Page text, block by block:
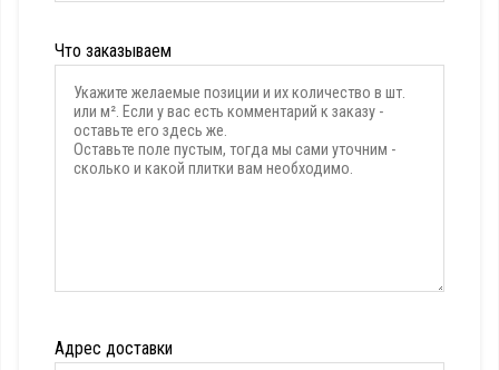
Что заказываем
Адрес доставки